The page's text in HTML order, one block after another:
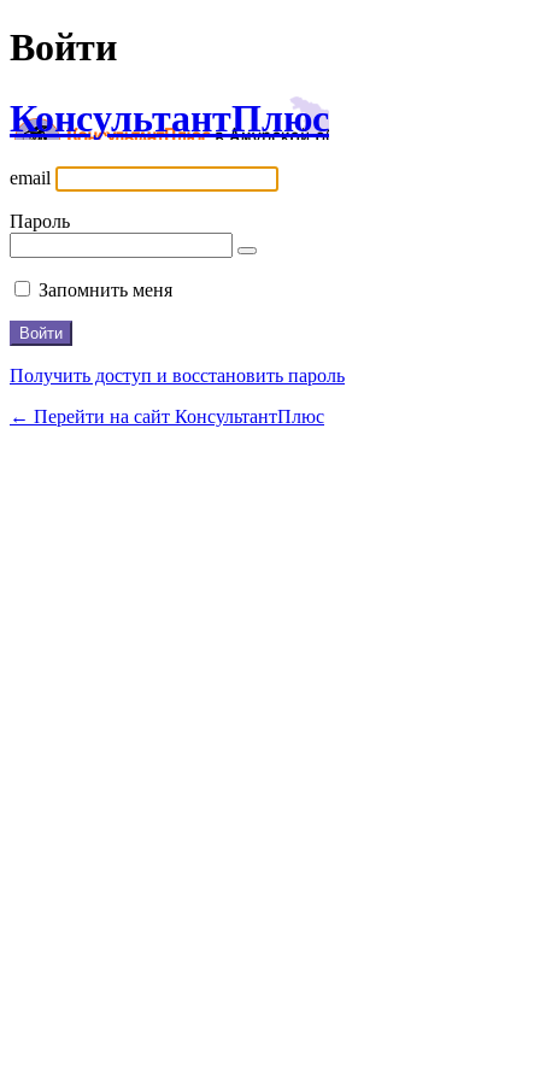
Войти
КонсультантПлюс
email
Пароль
Запомнить меня
Получить доступ и восстановить пароль
← Перейти на сайт КонсультантПлюс